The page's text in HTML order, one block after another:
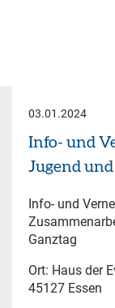
03.01.2024
Info- und
Jugend und
Info- und
Ganztag
Ort: Haus der
45127 Essen